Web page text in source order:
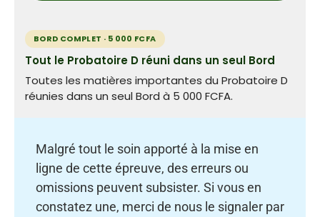
BORD COMPLET · 5 000 FCFA
Tout le Probatoire D réuni dans un seul Bord
Toutes les matières importantes du Probatoire D
réunies dans un seul Bord à 5 000 FCFA.
Malgré tout le soin apporté à la mise en
ligne de cette épreuve, des erreurs ou
omissions peuvent subsister. Si vous en
constatez une, merci de nous le signaler par